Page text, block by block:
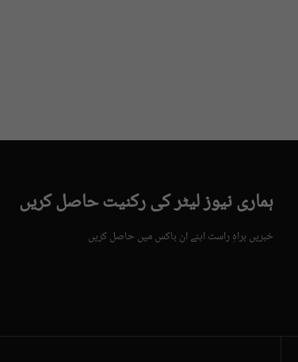
ہماری نیوز لیٹر کی رکنیت حاصل کریں
خبریں براہِ راست اپنے ان باکس میں حاصل کریں